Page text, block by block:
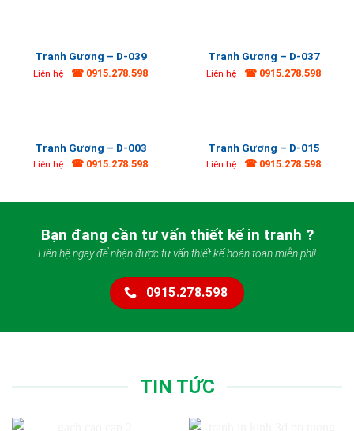
Tranh Gương – D-039
Liên hệ ☎ 0915.278.598
Tranh Gương – D-037
Liên hệ ☎ 0915.278.598
Tranh Gương – D-003
Liên hệ ☎ 0915.278.598
Tranh Gương – D-015
Liên hệ ☎ 0915.278.598
Bạn đang cần tư vấn thiết kế in tranh ?
Liên hệ ngay để nhận được tư vấn thiết kế hoàn toàn miễn phí!
0915.278.598
TIN TỨC